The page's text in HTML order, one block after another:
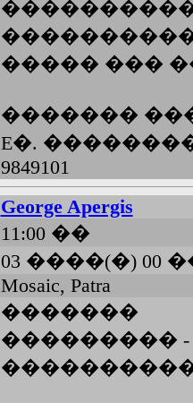
����� ���
�������
E�.
9849101
George Apergis
11:00 ��
03 ����(�) 00
Mosaic, Patra
�������
���������